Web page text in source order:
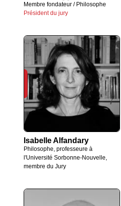
Membre fondateur / Philosophe
Président du jury
Isabelle Alfandary
Philosophe, professeure à
l'Université Sorbonne-Nouvelle,
membre du Jury